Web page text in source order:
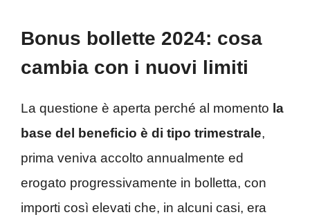
Bonus bollette 2024: cosa
cambia con i nuovi limiti
La questione è aperta perché al momento la
base del beneficio è di tipo trimestrale,
prima veniva accolto annualmente ed
erogato progressivamente in bolletta, con
importi così elevati che, in alcuni casi, era